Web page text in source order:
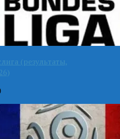
(результаты,